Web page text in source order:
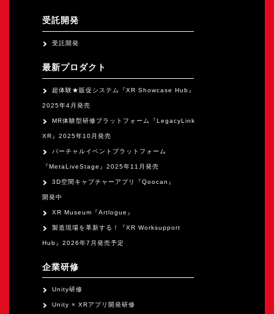
受託開発
受託開発
最新プロダクト
超体験★販促システム『XR Showcase Hub』
2025年4月発売
MR体験型研修プラットフォーム『LegacyLink
XR』2025年10月発売
バーチャルイベントプラットフォーム
『MetaLiveStage』2025年11月発売
3D空間キャプチャーアプリ『Qoocan』
開発中
XR Museum『Artlogue』
製造現場を革新する！『XR Worksupport
Hub』2026年7月発売予定
企業研修
Unity研修
Unity × XRアプリ開発研修